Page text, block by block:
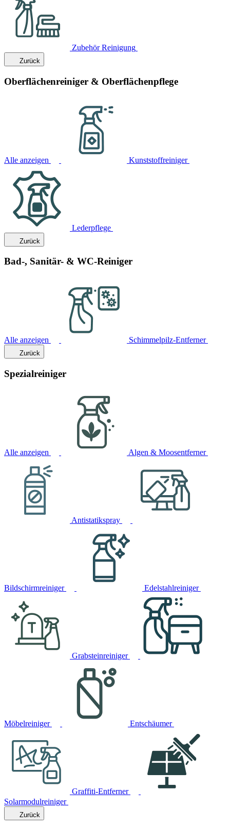
Zubehör Reinigung
Zurück
Oberflächenreiniger & Oberflächenpflege
Alle anzeigen Kunststoffreiniger
Lederpflege
Zurück
Bad-, Sanitär- & WC-Reiniger
Alle anzeigen Schimmelpilz-Entferner
Zurück
Spezialreiniger
Alle anzeigen Algen & Moosentferner
Antistatikspray
Bildschirmreiniger Edelstahlreiniger
Grabsteinreiniger
Möbelreiniger Entschäumer
Graffiti-Entferner
Solarmodulreiniger
Zurück